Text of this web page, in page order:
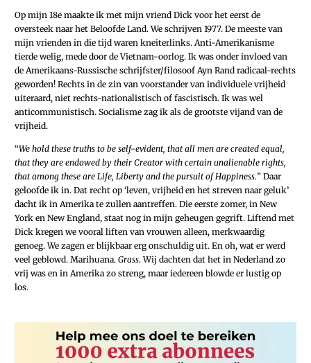
Op mijn 18e maakte ik met mijn vriend Dick voor het eerst de
oversteek naar het Beloofde Land. We schrijven 1977. De meeste van
mijn vrienden in die tijd waren kneiterlinks. Anti-Amerikanisme
tierde welig, mede door de Vietnam-oorlog. Ik was onder invloed van
de Amerikaans-Russische schrijfster/filosoof Ayn Rand radicaal-rechts
geworden! Rechts in de zin van voorstander van individuele vrijheid
uiteraard, niet rechts-nationalistisch of fascistisch. Ik was wel
anticommunistisch. Socialisme zag ik als de grootste vijand van de
vrijheid.
“We hold these truths to be self-evident, that all men are created equal,
that they are endowed by their Creator with certain unalienable rights,
that among these are Life, Liberty and the pursuit of Happiness.” Daar
geloofde ik in. Dat recht op ‘leven, vrijheid en het streven naar geluk’
dacht ik in Amerika te zullen aantreffen. Die eerste zomer, in New
York en New England, staat nog in mijn geheugen gegrift. Liftend met
Dick kregen we vooral liften van vrouwen alleen, merkwaardig
genoeg. We zagen er blijkbaar erg onschuldig uit. En oh, wat er werd
veel geblowd. Marihuana. Grass. Wij dachten dat het in Nederland zo
vrij was en in Amerika zo streng, maar iedereen blowde er lustig op
los.